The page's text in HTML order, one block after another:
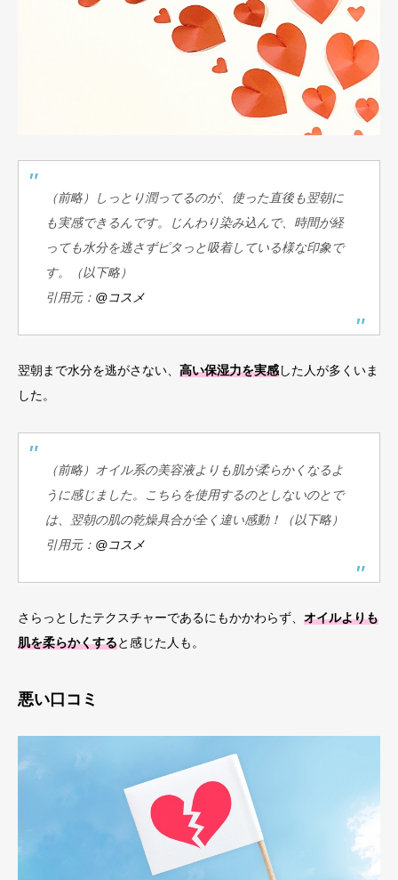
（前略）しっとり潤ってるのが、使った直後も翌朝に
も実感できるんです。じんわり染み込んで、時間が経
っても水分を逃さずピタっと吸着している様な印象で
す。（以下略）
引用元： @コスメ
翌朝まで水分を逃がさない、 高い保湿力を実感した人が多くいま
した。
（前略）オイル系の美容液よりも肌が柔らかくなるよ
うに感じました。こちらを使用するのとしないのとで
は、翌朝の肌の乾燥具合が全く違い感動！（以下略）
引用元： @コスメ
さらっとしたテクスチャーであるにもかかわらず、 オイルよりも
肌を柔らかくすると感じた人も。
悪い口コミ